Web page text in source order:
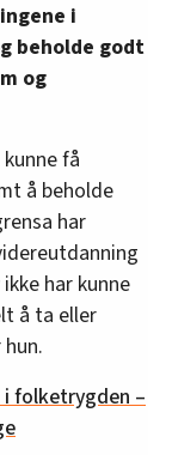
i
beholde godt
og
få
å beholde
har
har kunne
å ta eller
folketrygden –